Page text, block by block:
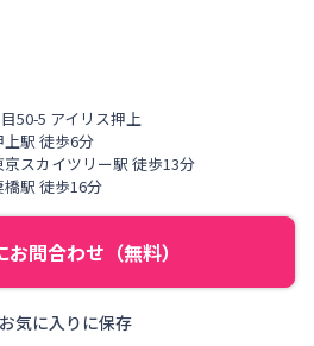
50-5 アイリス押上
上駅 徒歩6分
京スカイツリー駅 徒歩13分
駅 徒歩16分
問合わせ（無料）
お気に入りに保存